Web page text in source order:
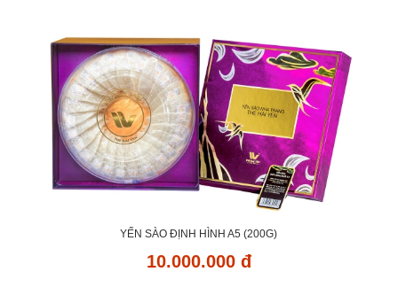
YẾN SÀO ĐỊNH HÌNH A5 (200G)
10.000.000 đ